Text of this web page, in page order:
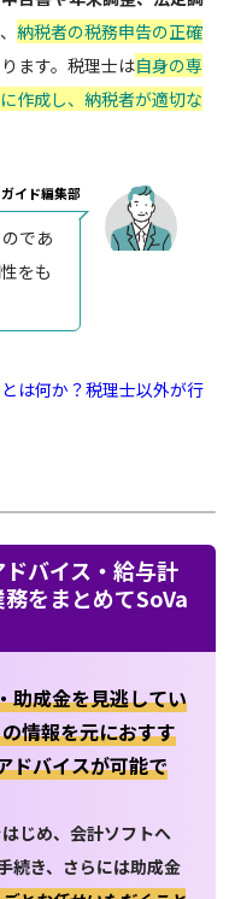
納税者の税務申告の正確
ます。税理士は自身の専
作成し、納税者が適切な
イド編集部
であ
をも
は何か？税理士以外が行
バイス・給与計
をまとめてSoVa
助成金を見逃してい
情報を元におすす
ドバイスが可能で
じめ、会計ソフトへ
続き、さらには助成金